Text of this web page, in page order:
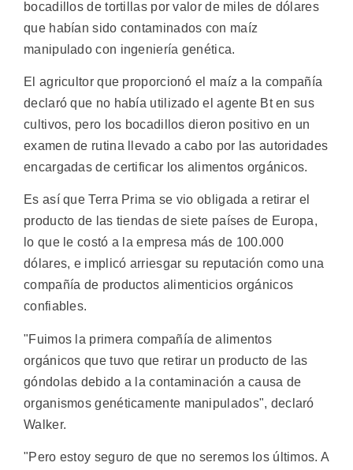
bocadillos de tortillas por valor de miles de dólares
que habían sido contaminados con maíz
manipulado con ingeniería genética.
El agricultor que proporcionó el maíz a la compañía
declaró que no había utilizado el agente Bt en sus
cultivos, pero los bocadillos dieron positivo en un
examen de rutina llevado a cabo por las autoridades
encargadas de certificar los alimentos orgánicos.
Es así que Terra Prima se vio obligada a retirar el
producto de las tiendas de siete países de Europa,
lo que le costó a la empresa más de 100.000
dólares, e implicó arriesgar su reputación como una
compañía de productos alimenticios orgánicos
confiables.
"Fuimos la primera compañía de alimentos
orgánicos que tuvo que retirar un producto de las
góndolas debido a la contaminación a causa de
organismos genéticamente manipulados", declaró
Walker.
"Pero estoy seguro de que no seremos los últimos. A